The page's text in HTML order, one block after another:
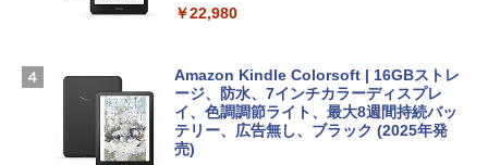
レームカメラ、日本語キーボード、Touc
￥224,800
【Amazon.co.jp限定】 HP ノートパソコ
ン 15-fd 15.6インチ 16GBメモリ 512GB
Robloxギフトカード - 2,000 Robux 【限
ラインコード版
￥3,200
方 マニュアル AI副業にもコンテンツ作成
￥99
FM TOWNS ハイパー・カタログ: 本体ハ
￥22,980
Amazon Kindle Colorsoft | 16GBストレ
ージ、防水、7インチカラーディスプレ
イ、色調調節ライト、最大8週間持続バッ
テリー、広告無し、ブラック (2025年発
売)